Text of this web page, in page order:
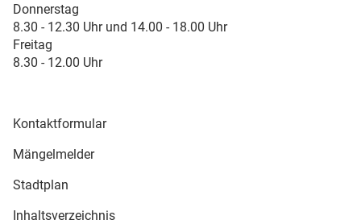
Donnerstag
8.30 - 12.30 Uhr und 14.00 - 18.00 Uhr
Freitag
8.30 - 12.00 Uhr
Kontaktformular
Mängelmelder
Stadtplan
Inhaltsverzeichnis